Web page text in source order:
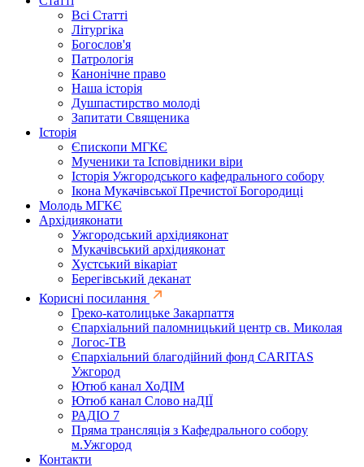
Всі Статті
Літургіка
Богослов'я
Патрологія
Канонічне право
Наша історія
Душпастирство молоді
Запитати Священика
Історія
Єпископи МГКЄ
Мученики та Ісповідники віри
Історія Ужгородського кафедрального собору
Ікона Мукачівської Пречистої Богородиці
Молодь МГКЄ
Архідияконати
Ужгородський архідияконат
Мукачівський архідияконат
Хустський вікаріат
Берегівський деканат
Корисні посилання
Греко-католицьке Закарпаття
Єпархіальний паломницький центр св. Миколая
Логос-ТВ
Єпархіальний благодійний фонд CARITAS
Ужгород
Ютюб канал ХоДІМ
Ютюб канал Слово наДІЇ
РАДІО 7
Пряма трансляція з Кафедрального собору
м.Ужгород
Контакти